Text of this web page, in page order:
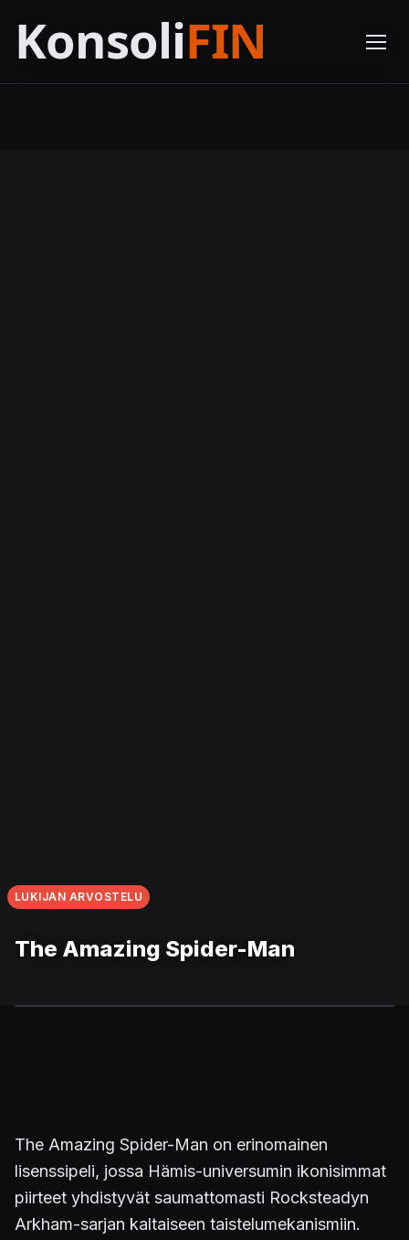
LUKIJAN ARVOSTELU
The Amazing Spider-Man
The Amazing Spider-Man on erinomainen
lisenssipeli, jossa Hämis-universumin ikonisimmat
piirteet yhdistyvät saumattomasti Rocksteadyn
Arkham-sarjan kaltaiseen taistelumekanismiin.